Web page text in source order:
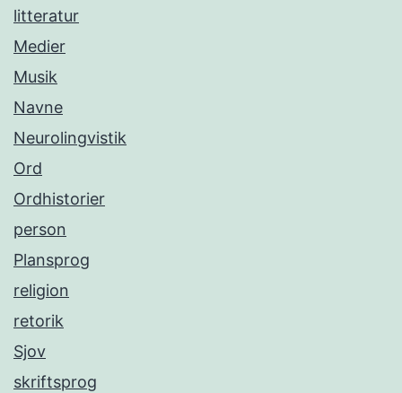
litteratur
Medier
Musik
Navne
Neurolingvistik
Ord
Ordhistorier
person
Plansprog
religion
retorik
Sjov
skriftsprog